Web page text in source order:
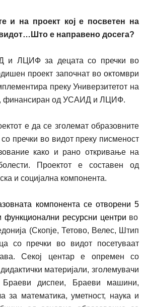
и на проект кој е посветен на
Што е направено досега?
и ЛЦИФ за децата со пречки во
проект започнат во октомври
преку Универзитетот на
финансиран од УСАИД и ЛЦИФ.
е да се зголемат образовните
пречки во видот преку писменост
како и рано откривање на
Проектот е составен од
и социјална компонента.
та компонента се отворени 5
функционални ресурсни центри во
(Скопје, Тетово, Велес, Штип
со пречки во видот посетуваат
Секој центар е опремен со
материјали, зголемувачи
Браеви диспеи, Браеви машини,
за математика, уметност, наука и